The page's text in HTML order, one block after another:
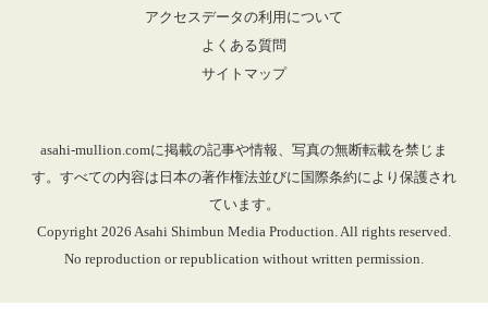
アクセスデータの利用について
よくある質問
サイトマップ
asahi-mullion.comに掲載の記事や情報、写真の無断転載を禁じま
す。すべての内容は日本の著作権法並びに国際条約により保護され
ています。
Copyright 2026 Asahi Shimbun Media Production. All rights reserved.
No reproduction or republication without written permission.